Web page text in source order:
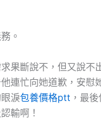
。
果斷說不，但又說
連忙向她道歉，安
淚包養價格ptt ，最
輸啊！